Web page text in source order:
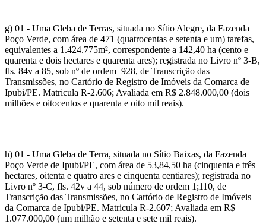
g) 01 - Uma Gleba de Terras, situada no Sítio Alegre, da Fazenda
Poço Verde, com área de 471 (quatrocentas e setenta e um) tarefas,
equivalentes a 1.424.775m², correspondente a 142,40 ha (cento e
quarenta e dois hectares e quarenta ares); registrada no Livro nº 3-B,
fls. 84v a 85, sob nº de ordem 928, de Transcrição das
Transmissões, no Cartório de Registro de Imóveis da Comarca de
Ipubi/PE. Matricula R-2.606; Avaliada em R$ 2.848.000,00 (dois
milhões e oitocentos e quarenta e oito mil reais).
h) 01 - Uma Gleba de Terra, situada no Sítio Baixas, da Fazenda
Poço Verde de Ipubi/PE, com área de 53,84,50 ha (cinquenta e três
hectares, oitenta e quatro ares e cinquenta centiares); registrada no
Livro nº 3-C, fls. 42v a 44, sob número de ordem 1;110, de
Transcrição das Transmissões, no Cartório de Registro de Imóveis
da Comarca de Ipubi/PE. Matricula R-2.607; Avaliada em R$
1.077.000,00 (um milhão e setenta e sete mil reais).